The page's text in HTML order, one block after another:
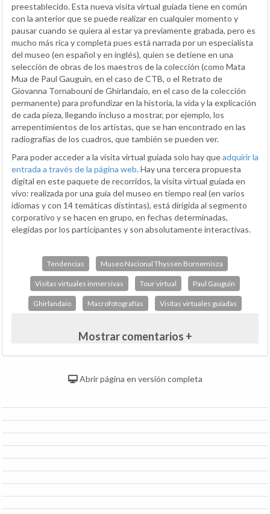
preestablecido. Esta nueva visita virtual guiada tiene en común
con la anterior que se puede realizar en cualquier momento y
pausar cuando se quiera al estar ya previamente grabada, pero es
mucho más rica y completa pues está narrada por un especialista
del museo (en español y en inglés), quien se detiene en una
selección de obras de los maestros de la colección (como Mata
Mua de Paul Gauguin, en el caso de CTB, o el Retrato de
Giovanna Tornabouni de Ghirlandaio, en el caso de la colección
permanente) para profundizar en la historia, la vida y la explicación
de cada pieza, llegando incluso a mostrar, por ejemplo, los
arrepentimientos de los artistas, que se han encontrado en las
radiografías de los cuadros, que también se pueden ver.
Para poder acceder a la visita virtual guiada solo hay queadquirir la
entrada a través de la página web. Hay una tercera propuesta
digital en este paquete de recorridos, la visita virtual guiada en
vivo: realizada por una guía del museo en tiempo real (en varios
idiomas y con 14 temáticas distintas), está dirigida al segmento
corporativo y se hacen en grupo, en fechas determinadas,
elegidas por los participantes y son absolutamente interactivas.
Tendencias Museo Nacional Thyssen Bornemisza
Visitas virtuales inmersivas Tour virtual Paul Gauguin
Ghirlandaio Macrofotografías Visitas virtuales guiadas
Mostrar comentarios +
Abrir página en versión completa